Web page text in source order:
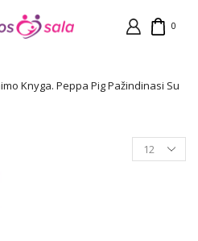
0
Knyga. Peppa Pig Pažindinasi Su
Products
per